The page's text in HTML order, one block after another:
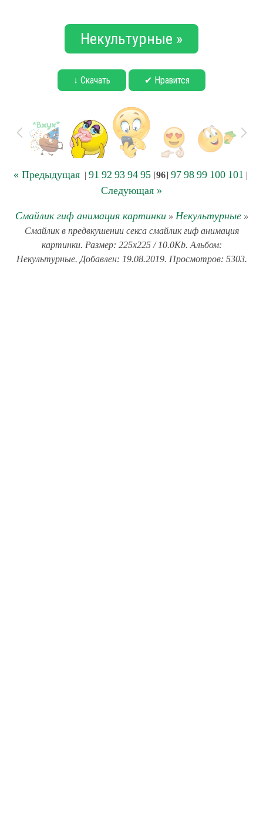
Некультурные »
↓ Скачать ✔ Нравится
« Предыдущая| 91 92 93 94 95[96] 97 98 99 100 101 |
Следующая »
Смайлик гиф анимация картинки» Некультурные»
Смайлик в предвкушении секса смайлик гиф анимация
картинки. Размер: 225x225 / 10.0Kb. Альбом:
Некультурные. Добавлен: 19.08.2019. Просмотров: 5303.